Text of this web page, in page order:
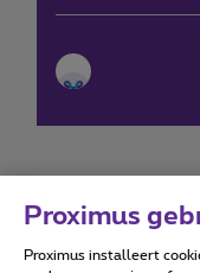
Proximus
Proximus installeert